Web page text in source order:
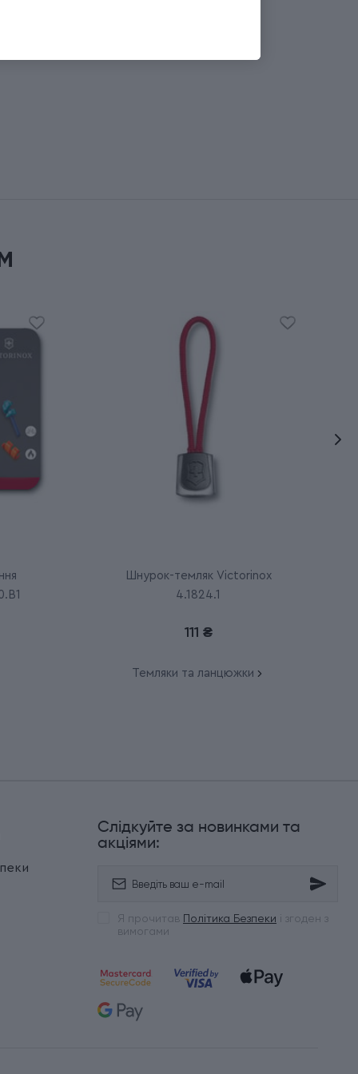
Шнурок-темляк Victorinox
4.1824.1
111 ₴
Темляки та ланцюжки
Слідкуйте за новинками та
акціями:
Я прочитав Політика Безпеки і згоден з
вимогами